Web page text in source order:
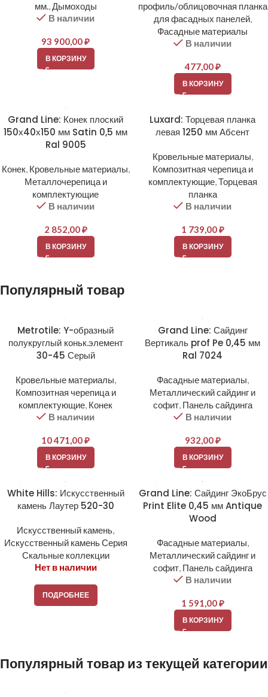
мм.,Дымоходы
В наличии
93 900,00₽
В КОРЗИНУ
профиль/облицовочная планка
для фасадных панелей,
Фасадные материалы
В наличии
477,00₽
В КОРЗИНУ
Grand Line: Конек плоский
150х40х150 мм Satin 0,5 мм
Ral 9005
Конек, Кровельные материалы,
Металлочерепица и
комплектующие
В наличии
2 852,00₽
В КОРЗИНУ
Luxard: Торцевая планка
левая 1250 мм Абсент
Кровельные материалы,
Композитная черепица и
комплектующие,Торцевая
планка
В наличии
1 739,00₽
В КОРЗИНУ
Популярный товар
Metrotile: Y-образный
полукруглый коньк.элемент
30-45 Серый
Кровельные материалы,
Композитная черепица и
комплектующие, Конек
В наличии
10 471,00₽
В КОРЗИНУ
Grand Line: Сайдинг
Вертикаль prof Pe 0,45 мм
Ral 7024
Фасадные материалы,
Металлический сайдинг и
софит, Панель сайдинга
В наличии
932,00₽
В КОРЗИНУ
White Hills: Искусственный
камень Лаутер 520-30
Искусственный камень,
Искусственный камень Серия
Скальные коллекции
Нет в наличии
ПОДРОБНЕЕ
Grand Line: Сайдинг ЭкоБрус
Print Elite 0,45 мм Antique
Wood
Фасадные материалы,
Металлический сайдинг и
софит, Панель сайдинга
В наличии
1 591,00₽
В КОРЗИНУ
Популярный товар из текущей категории